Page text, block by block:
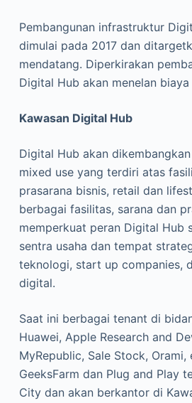
Pembangunan infrastruktur
dimulai pada 2017 dan
mendatang. Diperkirakan
Digital Hub akan menelan biaya
Kawasan Digital Hub
Digital Hub akan
mixed use yang terdiri atas
prasarana bisnis, retail dan
berbagai fasilitas, sarana dan
memperkuat peran Digital Hub
sentra usaha dan tempat
teknologi, start up companies,
digital.
Saat ini berbagai tenant di
Huawei, Apple Research and
MyRepublic, Sale Stock, Orami,
GeeksFarm dan Plug and Play
City dan akan berkantor di